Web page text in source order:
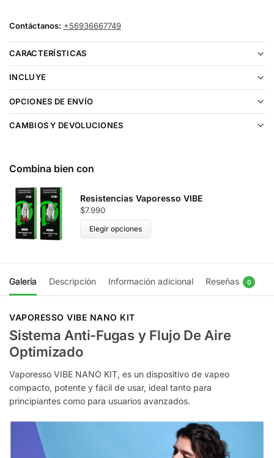
Contáctanos: +56936667749
CARACTERÍSTICAS
INCLUYE
OPCIONES DE ENVÍO
CAMBIOS Y DEVOLUCIONES
Combina bien con
Resistencias Vaporesso VIBE
$7.990
Elegir opciones
Galería Descripción Información adicional Reseñas 0
VAPORESSO VIBE NANO KIT
Sistema Anti-Fugas y Flujo De Aire
Optimizado
Vaporesso VIBE NANO KIT, es un dispositivo de vapeo
compacto, potente y fácil de usar, ideal tanto para
principiantes como para usuarios avanzados.